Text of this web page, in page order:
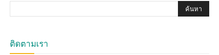
ติดตามเรา